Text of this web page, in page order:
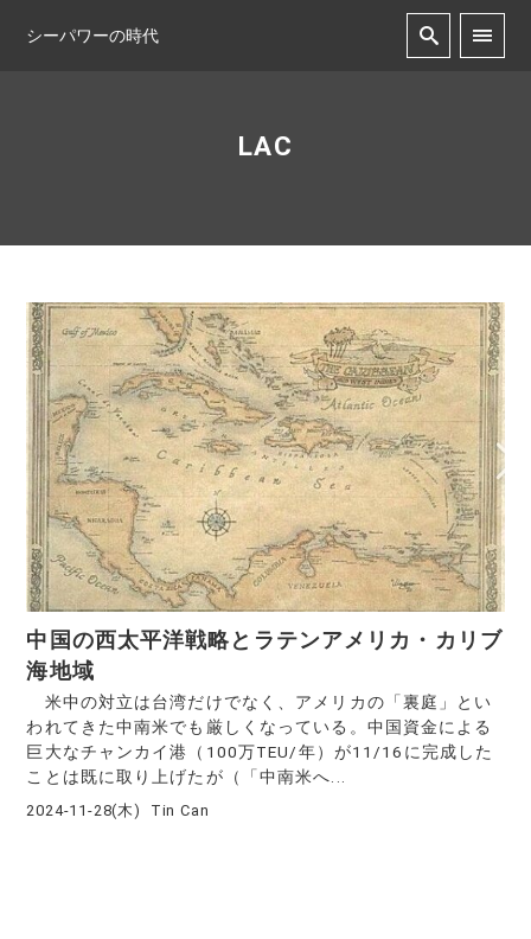
シーパワーの時代
LAC
中国の西太平洋戦略とラテンアメリカ・カリブ
海地域
米中の対立は台湾だけでなく、アメリカの「裏庭」とい
われてきた中南米でも厳しくなっている。中国資金による
巨大なチャンカイ港（100万TEU/年）が11/16に完成した
ことは既に取り上げたが（「中南米へ...
2024-11-28(木) Tin Can